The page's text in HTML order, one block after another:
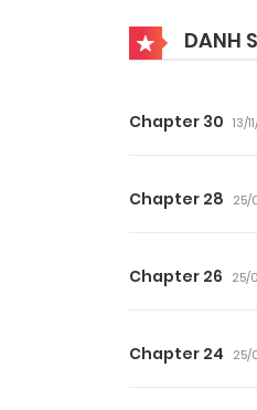
DANH
Chapter 30 13/
Chapter 28 25/
Chapter 26 25/
Chapter 24 25/